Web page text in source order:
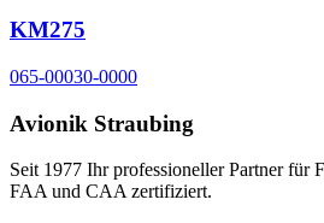
KM275
065-00030-0000
Avionik Straubing
Seit 1977 Ihr professioneller Partner für
FAA und CAA zertifiziert.